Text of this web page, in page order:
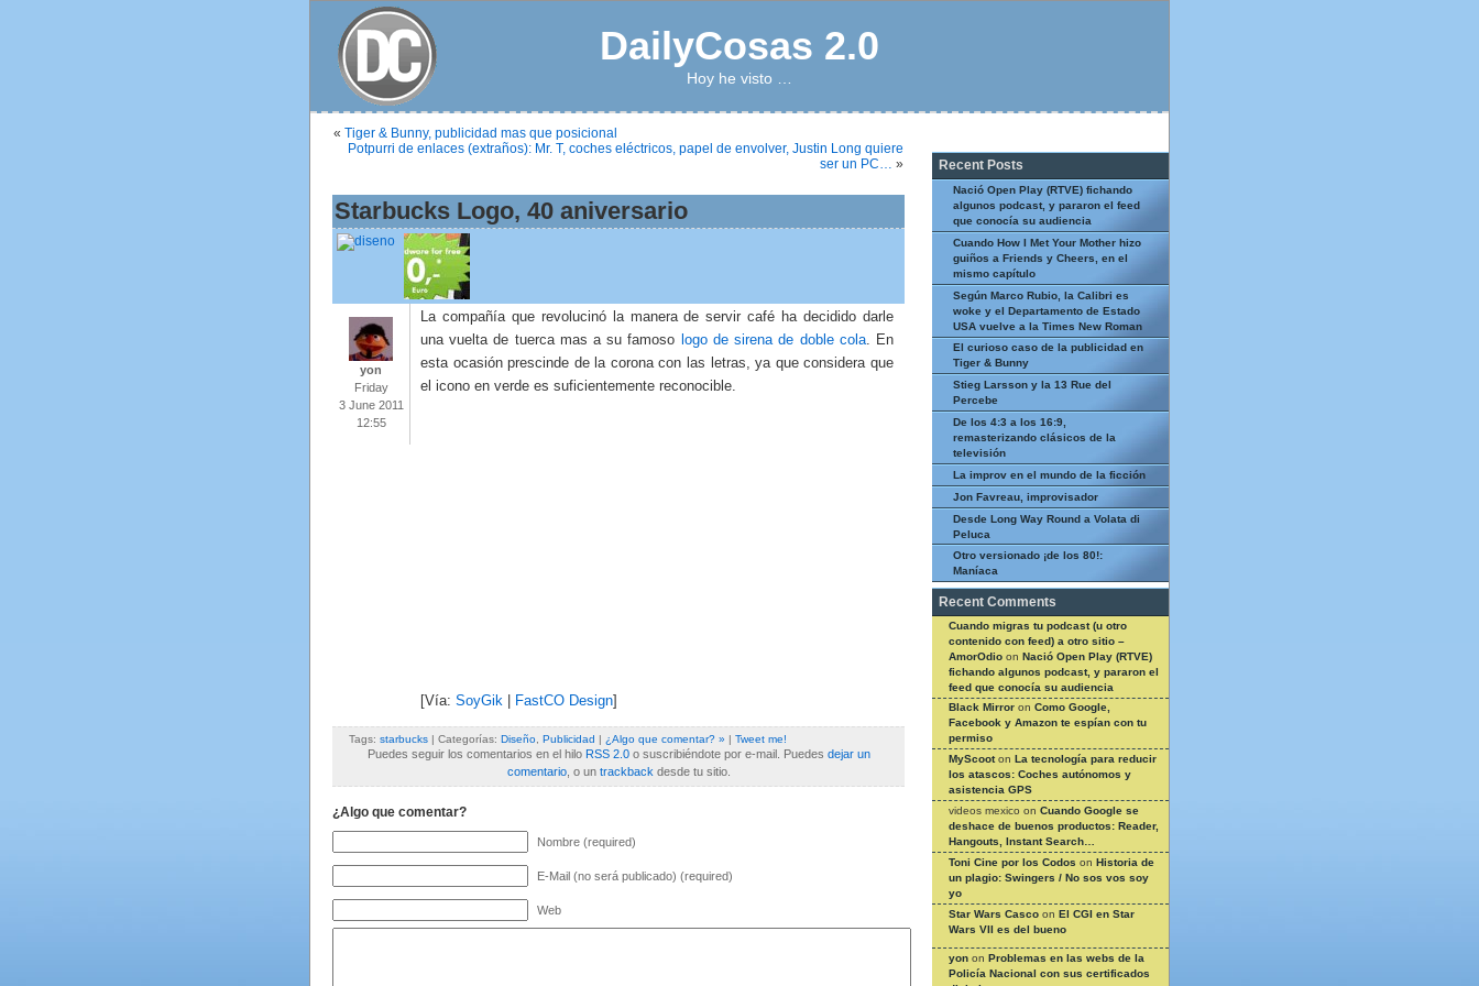
DailyCosas 2.0
Hoy he visto …
« Tiger & Bunny, publicidad mas que posicional
Potpurri de enlaces (extraños): Mr. T, coches eléctricos, papel de envolver, Justin Long quiere
ser un PC… »
Starbucks Logo, 40 aniversario
yon
Friday
3 June 2011
12:55
La compañía que revolucinó la manera de servir café ha decidido darle
una vuelta de tuerca mas a su famoso
logo de sirena de doble cola. En
esta ocasión prescinde de la corona con las letras, ya que considera que
el icono en verde es suficientemente reconocible.
[Vía: SoyGik FastCO Design]
Tags: starbucks | Categorías: Diseño, Publicidad | ¿Algo que comentar? » | Tweet me!
Puedes seguir los comentarios en el hilo RSS 2.0o suscribiéndote por e-mail. Puedes dejar un
comentario, o un trackback desde tu sitio.
¿Algo que comentar?
Nombre (required)
E-Mail (no será publicado) (required)
Web
Recent Posts
Nació Open Play (RTVE) fichando
algunos podcast, y pararon el feed
que conocía su audiencia
Cuando How I Met Your Mother hizo
guiños a Friends y Cheers, en el
mismo capítulo
Según Marco Rubio, la Calibri es
woke y el Departamento de Estado
USA vuelve a la Times New Roman
El curioso caso de la publicidad en
Tiger & Bunny
Stieg Larsson y la 13 Rue del
Percebe
De los 4:3 a los 16:9,
remasterizando clásicos de la
televisión
La improv en el mundo de la ficción
Jon Favreau, improvisador
Desde Long Way Round a Volata di
Peluca
Otro versionado ¡de los 80!:
Maníaca
Recent Comments
Cuando migras tu podcast (u otro
contenido con feed) a otro sitio –
AmorOdio on Nació Open Play (RTVE)
fichando algunos podcast, y pararon el
feed que conocía su audiencia
Black Mirror on Como Google,
Facebook y Amazon te espían con tu
permiso
MyScooton La tecnología para reducir
los atascos: Coches autónomos y
asistencia GPS
videos mexico on Cuando Google se
deshace de buenos productos: Reader,
Hangouts, Instant Search…
Toni Cine por los Codos on Historia de
un plagio: Swingers / No sos vos soy
yo
Star Wars Casco on El CGI en Star
Wars VII es del bueno
yon on Problemas en las webs de la
Policía Nacional con sus certificados